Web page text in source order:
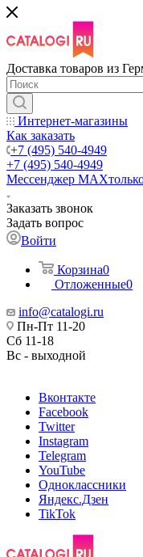
Доставка товаров из
Интернет-магазины
Как заказать
+7 (495) 540-4949
+7 (495) 540-4949
Мессенджер МАХ
Заказать звонок
Задать вопрос
Войти
Корзина0
Отложенные0
info@catalogi.ru
Пн-Пт 11-20
Сб 11-18
Вс - выходной
Вконтакте
Facebook
Twitter
Instagram
Telegram
YouTube
Одноклассники
Яндекс.Дзен
TikTok